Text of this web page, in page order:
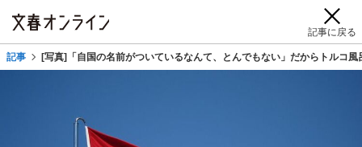
記事に戻る
記事 [写真]「自国の名前がついているなんて、とんでもない」だからトルコ